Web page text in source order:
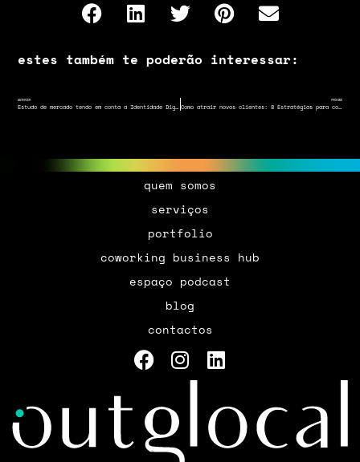
estes também te poderão interessar:
ANTERIOR PRÓXIMO
Como atrair novos clientes: 8 Estratégias para conquistar clientes
quem somos
serviços
portfolio
coworking business hub
espaço podcast
blog
contactos